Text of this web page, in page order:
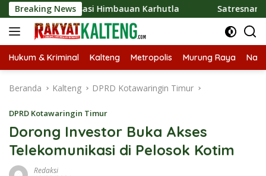
Langsung
ke
konten
Breaking NewsHimbauan Karhutla Satresnarkoba Polres
Hukum & Kriminal Kalteng Metropolis Murung Raya
Beranda Kalteng DPRD Kotawaringin Timur
DPRD Kotawaringin Timur
Dorong Investor Buka Akses
Telekomunikasi di Pelosok Kotim
Redaksi